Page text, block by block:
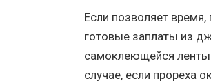
Если позволяет
готовые заплаты из
самоклеющейся
случае, если прореха